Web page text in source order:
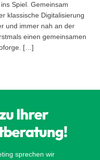
Spiel. Gemeinsam
klassische Digitalisierung
und immer nah an der
einen gemeinsamen
[…]
Ihrer
sprechen wir